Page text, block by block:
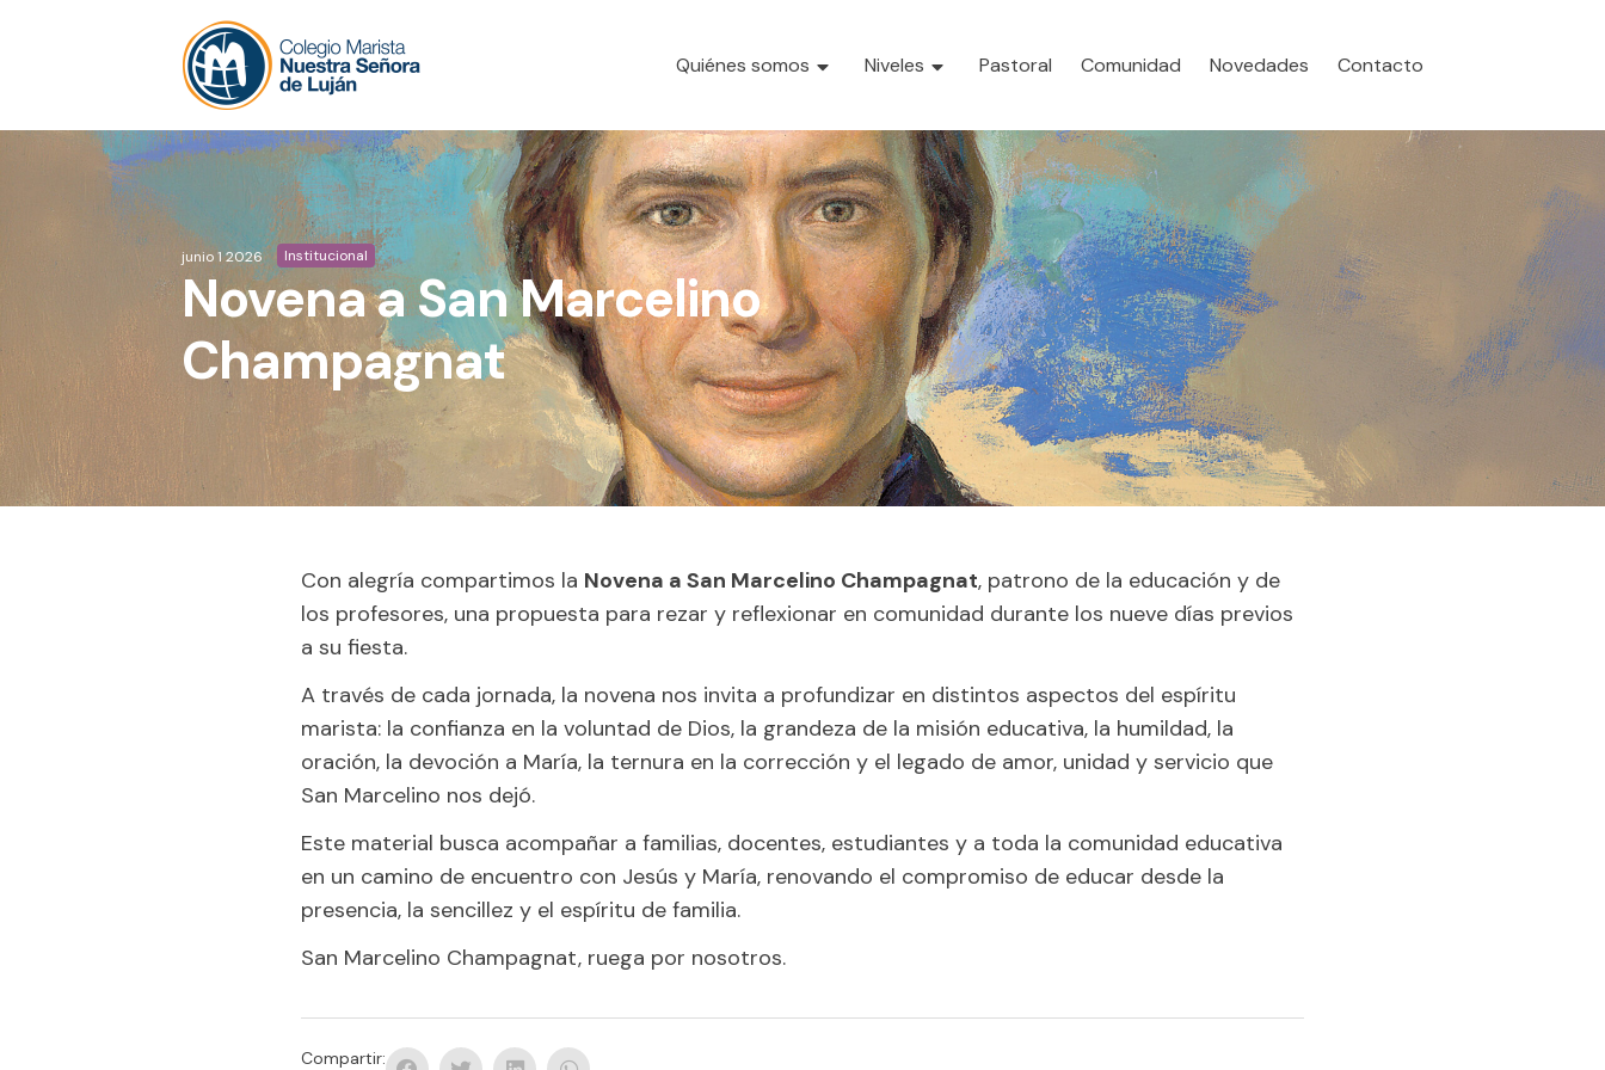
Quiénes somos Niveles Pastoral Comunidad Novedades Contacto
junio 1 2026 Institucional
Novena a San Marcelino
Champagnat
Con alegría compartimos la Novena a San Marcelino Champagnat, patrono de la educación y de
los profesores, una propuesta para rezar y reflexionar en comunidad durante los nueve días previos
a su fiesta.
A través de cada jornada, la novena nos invita a profundizar en distintos aspectos del espíritu
marista: la confianza en la voluntad de Dios, la grandeza de la misión educativa, la humildad, la
oración, la devoción a María, la ternura en la corrección y el legado de amor, unidad y servicio que
San Marcelino nos dejó.
Este material busca acompañar a familias, docentes, estudiantes y a toda la comunidad educativa
en un camino de encuentro con Jesús y María, renovando el compromiso de educar desde la
presencia, la sencillez y el espíritu de familia.
San Marcelino Champagnat, ruega por nosotros.
Compartir: